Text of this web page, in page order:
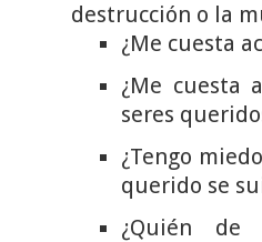
destrucción o la
¿Me cuesta
¿Me cuesta
seres
¿Tengo
querido se
¿Quién